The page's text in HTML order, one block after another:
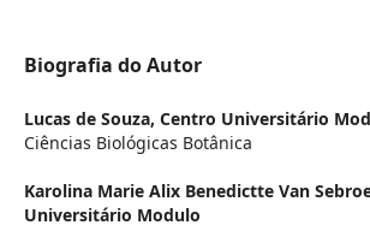
Biografia do Autor
Lucas de Souza, Centro Universitário
Ciências Biológicas Botânica
Karolina Marie Alix Benedictte Van
Universitário Modulo